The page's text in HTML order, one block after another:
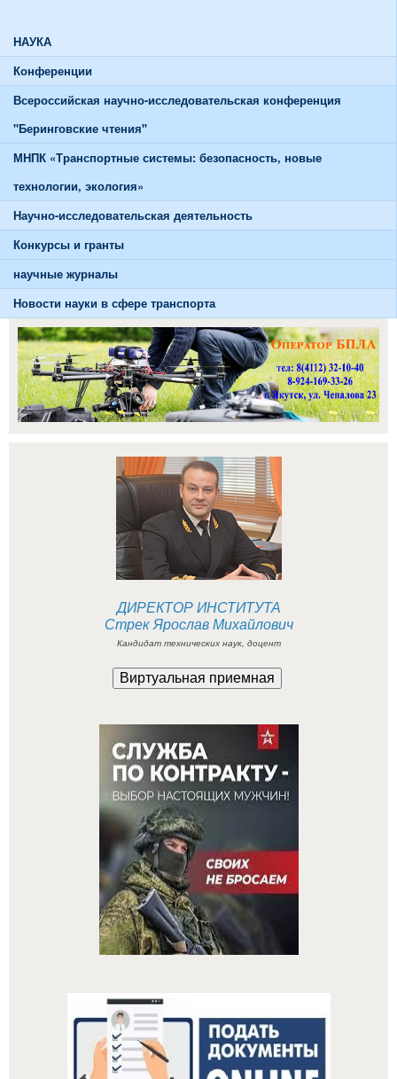
НАУКА
Конференции
Всероссийская научно-исследовательская конференция
"Беринговские чтения"
МНПК «Транспортные системы: безопасность, новые
технологии, экология»
Научно-исследовательская деятельность
Конкурсы и гранты
научные журналы
Новости науки в сфере транспорта
ДИРЕКТОР ИНСТИТУТА
Стрек Ярослав Михайлович
Кандидат технических наук, доцент